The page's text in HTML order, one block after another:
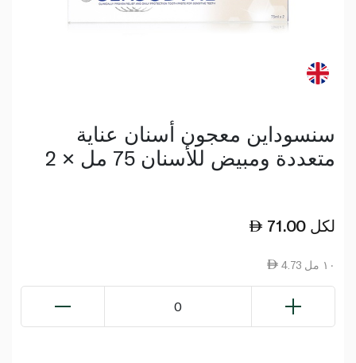
سنسوداين معجون أسنان عناية
متعددة ومبيض للأسنان 75 مل × 2
71.00 لكل
4.73 ١٠ مل
0